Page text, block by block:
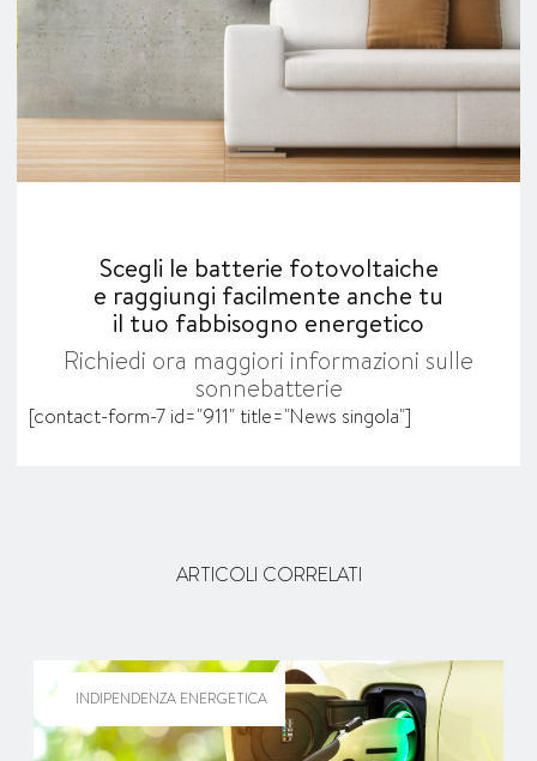
Scegli le batterie fotovoltaiche
e raggiungi facilmente anche tu
il tuo fabbisogno energetico
Richiedi ora maggiori informazioni sulle
sonnebatterie
[contact-form-7 id="911" title="News singola"]
ARTICOLI CORRELATI
INDIPENDENZA ENERGETICA